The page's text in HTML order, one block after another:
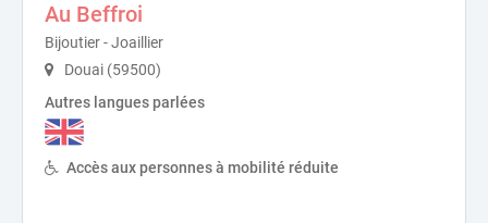
Au Beffroi
Bijoutier - Joaillier
Douai (59500)
Autres langues parlées
Accès aux personnes à mobilité réduite